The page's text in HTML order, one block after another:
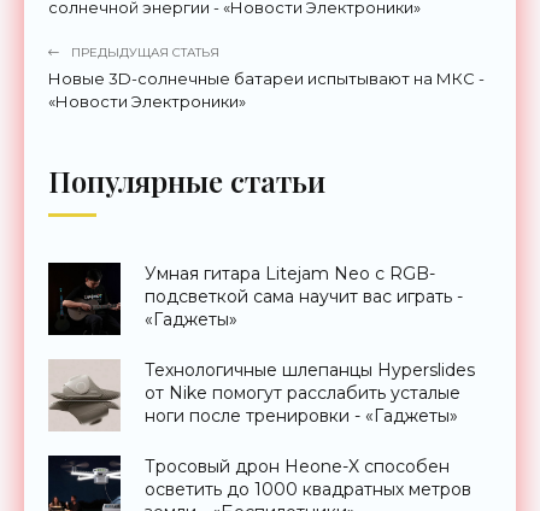
солнечной энергии - «Новости Электроники»
ПРЕДЫДУЩАЯ СТАТЬЯ
Новые 3D-солнечные батареи испытывают на МКС -
«Новости Электроники»
Популярные статьи
Умная гитара Litejam Neo с RGB-
подсветкой сама научит вас играть -
«Гаджеты»
Технологичные шлепанцы Hyperslides
от Nike помогут расслабить усталые
ноги после тренировки - «Гаджеты»
Тросовый дрон Heone-X способен
осветить до 1000 квадратных метров